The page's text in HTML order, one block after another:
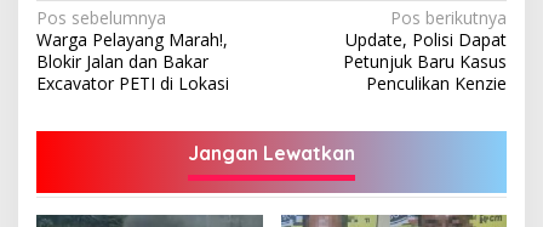
Navigasi
pos
Pos sebelumnya
Warga Pelayang Marah!,
Blokir Jalan dan Bakar
Excavator PETI di Lokasi
Pos berikutnya
Update, Polisi Dapat
Petunjuk Baru Kasus
Penculikan Kenzie
Jangan Lewatkan